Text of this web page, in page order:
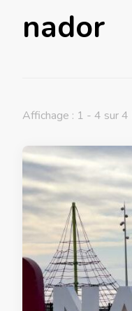
nador
Affichage : 1 - 4 sur 4